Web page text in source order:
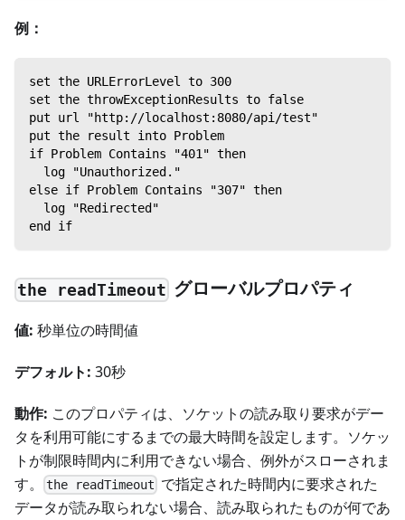
例：
set the URLErrorLevel to 300
set the throwExceptionResults to false
put url "http://localhost:8080/api/test"
put the result into Problem
if Problem Contains "401" then
  log "Unauthorized."
else if Problem Contains "307" then
  log "Redirected"
end if
the readTimeout グローバルプロパティ
値: 秒単位の時間値
デフォルト: 30秒
動作: このプロパティは、ソケットの読み取り要求がデー
タを利用可能にするまでの最大時間を設定します。ソケッ
トが制限時間内に利用できない場合、例外がスローされま
す。
the readTimeout で指定された時間内に要求された
データが読み取られない場合、読み取られたものが何であ